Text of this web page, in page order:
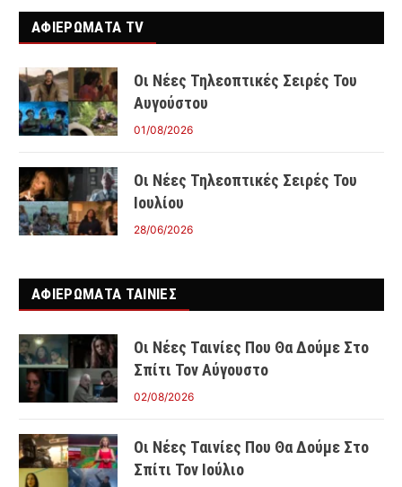
ΑΦΙΕΡΩΜΑΤΑ TV
Οι Νέες Τηλεοπτικές Σειρές Του
Αυγούστου
01/08/2026
Οι Νέες Τηλεοπτικές Σειρές Του
Ιουλίου
28/06/2026
ΑΦΙΕΡΩΜΑΤΑ ΤΑΙΝΊΕΣ
Οι Νέες Ταινίες Που Θα Δούμε Στο
Σπίτι Τον Αύγουστο
02/08/2026
Οι Νέες Ταινίες Που Θα Δούμε Στο
Σπίτι Τον Ιούλιο